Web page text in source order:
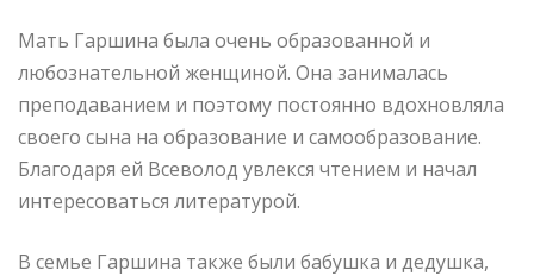
Мать Гаршина была очень образованной и
любознательной женщиной. Она занималась
преподаванием и поэтому постоянно вдохновляла
своего сына на образование и самообразование.
Благодаря ей Всеволод увлекся чтением и начал
интересоваться литературой.
В семье Гаршина также были бабушка и дедушка,